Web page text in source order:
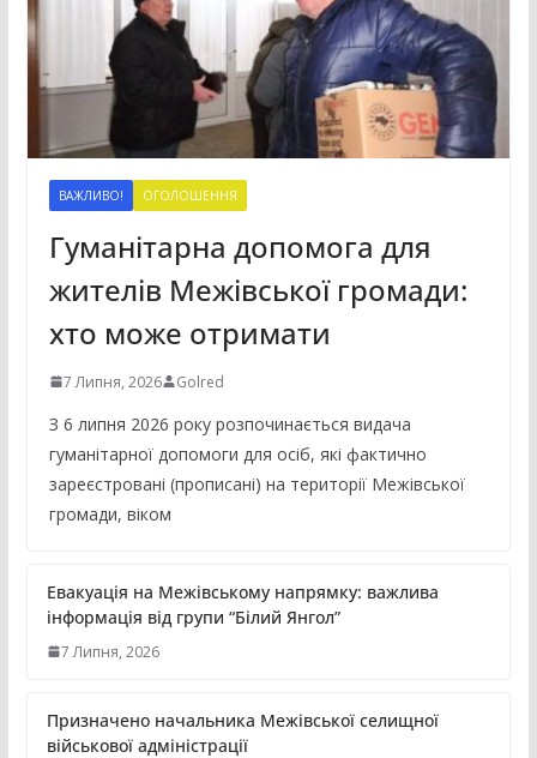
ВАЖЛИВО! ОГОЛОШЕННЯ
Гуманітарна допомога для
жителів Межівської громади:
хто може отримати
7 Липня, 2026 Golred
З 6 липня 2026 року розпочинається видача
гуманітарної допомоги для осіб, які фактично
зареєстровані (прописані) на території Межівської
громади, віком
Евакуація на Межівському напрямку: важлива
інформація від групи “Білий Янгол”
7 Липня, 2026
Призначено начальника Межівської селищної
військової адміністрації